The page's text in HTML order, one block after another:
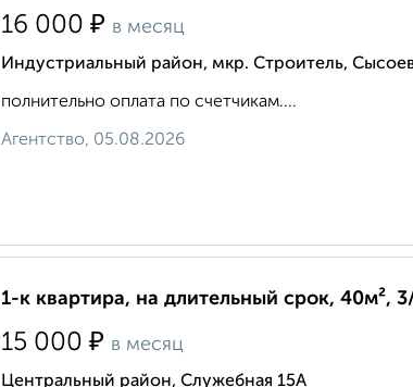
16 000 ₽ в месяц
Индустриальный район, мкр. Строитель,
полнительно оплата по счетчикам....
Агентство, 05.08.2026
1-к квартира, на длительный срок, 40м²,
15 000 ₽ в месяц
Центральный район, Служебная 15А